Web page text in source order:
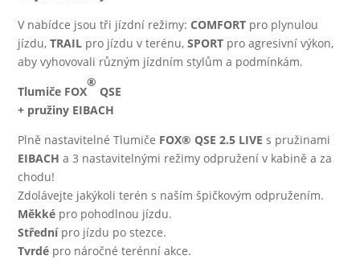
V nabídce jsou tři jízdní režimy:COMFORT pro plynulou
jízdu,TRAIL pro jízdu v terénu,SPORT pro agresivní výkon,
aby vyhovovali různým jízdním stylům a podmínkám.
Tlumiče FOX
®
QSE
+ pružiny EIBACH
Plně nastavitelné Tlumiče FOX® QSE 2.5 LIVEs pružinami
EIBACH a 3 nastavitelnými režimy odpružení v kabině a za
chodu!
Zdolávejte jakýkoli terén s naším špičkovým odpružením.
Měkké pro pohodlnou jízdu.
Střednípro jízdu po stezce.
Tvrdé pro náročné terénní akce.